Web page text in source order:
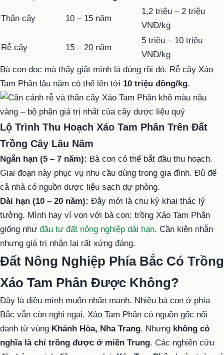
Thân cây 10 – 15 năm
1,2 triệu – 2 triệu
VNĐ/kg
Rễ cây 15 – 20 năm
5 triệu – 10 triệu
VNĐ/kg
Bà con đọc mà thấy giật mình là đúng rồi đó. Rễ cây Xáo
Tam Phân lâu năm có thể lên tới 10 triệu đồng/kg.
Lộ Trình Thu Hoạch Xáo Tam Phân Trên Đất
Trồng Cây Lâu Năm
Ngắn hạn (5 – 7 năm): Bà con có thể bắt đầu thu hoạch.
Giai đoạn này phục vụ nhu cầu dùng trong gia đình. Đủ để
cả nhà có nguồn dược liệu sạch dự phòng.
Dài hạn (10 – 20 năm): Đây mới là chu kỳ khai thác lý
tưởng. Mình hay ví von với bà con: trồng Xáo Tam Phân
giống như đầu tư đất nông nghiệp dài hạn. Cần kiên nhẫn
nhưng giá trị nhận lại rất xứng đáng.
Đất Nông Nghiệp Phía Bắc Có Trồng
Xáo Tam Phân Được Không?
Đây là điều mình muốn nhấn mạnh. Nhiều bà con ở phía
Bắc vẫn còn nghi ngại. Xáo Tam Phân có nguồn gốc nổi
danh từ vùng Khánh Hòa, Nha Trang. Nhưng không có
nghĩa là chỉ trồng được ở miền Trung. Các nghiên cứu